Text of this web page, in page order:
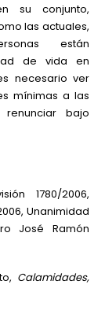
su conjunto,
las actuales,
están
de vida en
necesario ver
mínimas a las
bajo
1780/2006,
Unanimidad
José Ramón
Calamidades,